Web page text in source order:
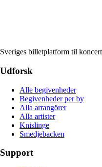
Sveriges billetplatform til
Udforsk
Alle begivenheder
Begivenheder per by
Alla arrangörer
Alla artister
Knislinge
Smedjebacken
Support